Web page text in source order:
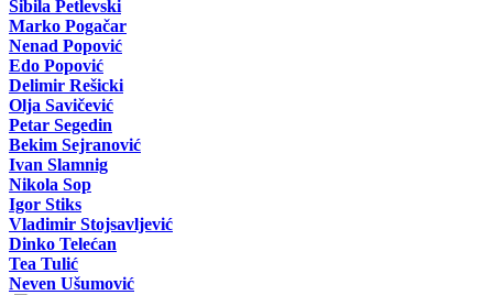
Sibila Petlevski
Marko Pogačar
Nenad Popović
Edo Popović
Delimir Rešicki
Olja Savičević
Petar Segedin
Bekim Sejranović
Ivan Slamnig
Nikola Sop
Igor Stiks
Vladimir Stojsavljević
Dinko Telećan
Tea Tulić
Neven Ušumović